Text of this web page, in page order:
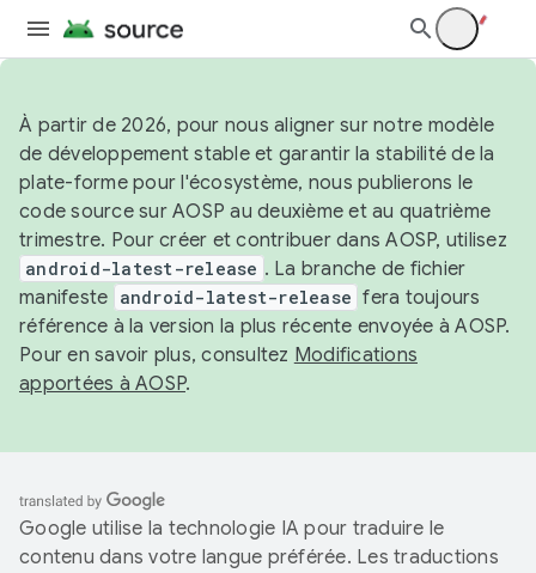
À partir de 2026, pour nous aligner sur notre modèle
de développement stable et garantir la stabilité de la
plate-forme pour l'écosystème, nous publierons le
code source sur AOSP au deuxième et au quatrième
trimestre. Pour créer et contribuer dans AOSP, utilisez
android-latest-release . La branche de fichier
manifeste android-latest-release fera toujours
référence à la version la plus récente envoyée à AOSP.
Pour en savoir plus, consultez Modifications
apportées à AOSP.
Google utilise la technologie IA pour traduire le
contenu dans votre langue préférée. Les traductions